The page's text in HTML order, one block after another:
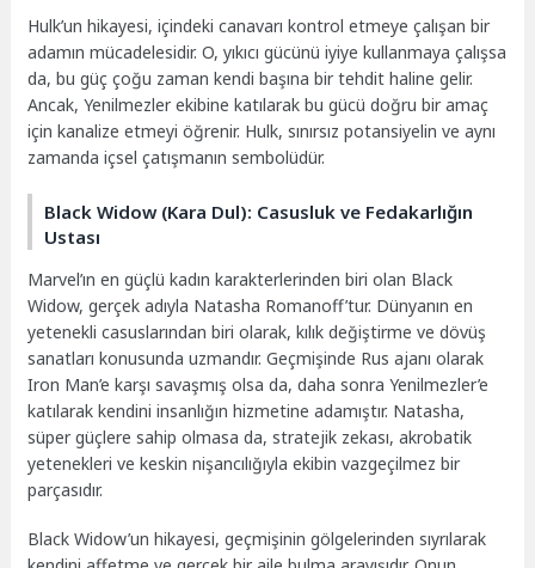
Hulk’un hikayesi, içindeki canavarı kontrol etmeye çalışan bir
adamın mücadelesidir. O, yıkıcı gücünü iyiye kullanmaya çalışsa
da, bu güç çoğu zaman kendi başına bir tehdit haline gelir.
Ancak, Yenilmezler ekibine katılarak bu gücü doğru bir amaç
için kanalize etmeyi öğrenir. Hulk, sınırsız potansiyelin ve aynı
zamanda içsel çatışmanın sembolüdür.
Black Widow (Kara Dul): Casusluk ve Fedakarlığın
Ustası
Marvel’ın en güçlü kadın karakterlerinden biri olan Black
Widow, gerçek adıyla Natasha Romanoff’tur. Dünyanın en
yetenekli casuslarından biri olarak, kılık değiştirme ve dövüş
sanatları konusunda uzmandır. Geçmişinde Rus ajanı olarak
Iron Man’e karşı savaşmış olsa da, daha sonra Yenilmezler’e
katılarak kendini insanlığın hizmetine adamıştır. Natasha,
süper güçlere sahip olmasa da, stratejik zekası, akrobatik
yetenekleri ve keskin nişancılığıyla ekibin vazgeçilmez bir
parçasıdır.
Black Widow’un hikayesi, geçmişinin gölgelerinden sıyrılarak